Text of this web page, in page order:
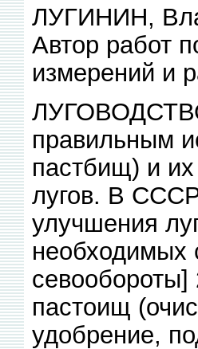
ЛУГИНИН,
Автор работ
измерений и
правильным
пастбищ) и
лугов. В
улучшения
необходимых
севообороты]
пастоищ
удобрение,